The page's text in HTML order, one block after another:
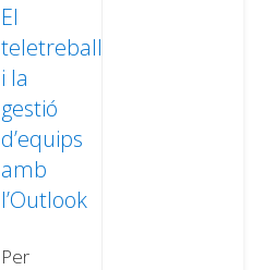
El
teletreball
i la
gestió
d’equips
amb
l’Outlook
Per